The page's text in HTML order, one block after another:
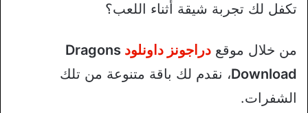
تكفل لك تجربة شيقة أثناء اللعب؟
من خلال موقع دراجونز داونلود Dragons
Download، نقدم لك باقة متنوعة من تلك
الشفرات.